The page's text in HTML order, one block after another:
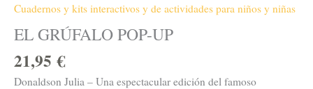
Cuadernos y kits interactivos y de actividades para niños y niñas
EL GRÚFALO POP-UP
21,95€
Donaldson Julia – Una espectacular edición del famoso